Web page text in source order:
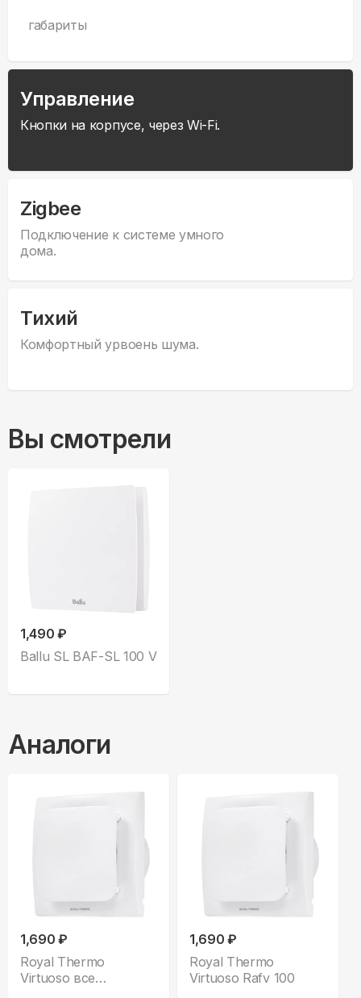
габариты
Управление
Кнопки на корпусе, через Wi-Fi.
Zigbee
Подключение к системе умного
дома.
Тихий
Комфортный урвоень шума.
Вы смотрели
1,490 ₽
Ballu SL BAF-SL 100 V
Аналоги
1,690 ₽
Royal Thermo
Virtuoso все
1,690 ₽
Royal Thermo
Virtuoso Rafv 100